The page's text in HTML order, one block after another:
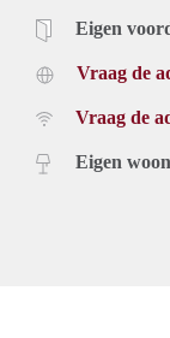
Eigen
Vraag de
Vraag de
Eigen